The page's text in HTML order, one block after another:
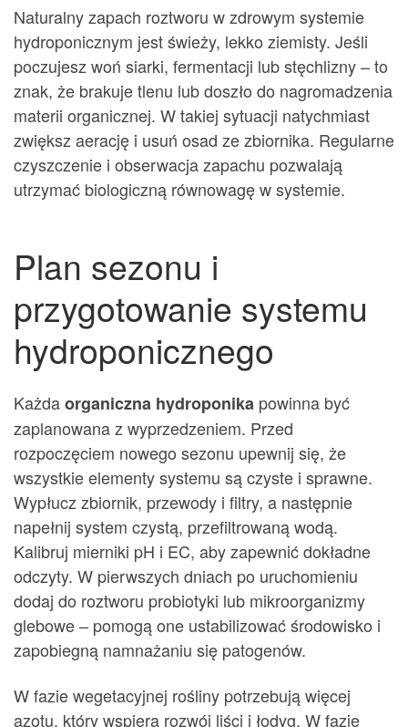
Naturalny zapach roztworu w zdrowym systemie
hydroponicznym jest świeży, lekko ziemisty. Jeśli
poczujesz woń siarki, fermentacji lub stęchlizny – to
znak, że brakuje tlenu lub doszło do nagromadzenia
materii organicznej. W takiej sytuacji natychmiast
zwiększ aerację i usuń osad ze zbiornika. Regularne
czyszczenie i obserwacja zapachu pozwalają
utrzymać biologiczną równowagę w systemie.
Plan sezonu i
przygotowanie systemu
hydroponicznego
Każdaorganiczna hydroponika powinna być
zaplanowana z wyprzedzeniem. Przed
rozpoczęciem nowego sezonu upewnij się, że
wszystkie elementy systemu są czyste i sprawne.
Wypłucz zbiornik, przewody i filtry, a następnie
napełnij system czystą, przefiltrowaną wodą.
Kalibruj mierniki pH i EC, aby zapewnić dokładne
odczyty. W pierwszych dniach po uruchomieniu
dodaj do roztworu probiotyki lub mikroorganizmy
glebowe – pomogą one ustabilizować środowisko i
zapobiegną namnażaniu się patogenów.
W fazie wegetacyjnej rośliny potrzebują więcej
azotu, który wspiera rozwój liści i łodyg. W fazie